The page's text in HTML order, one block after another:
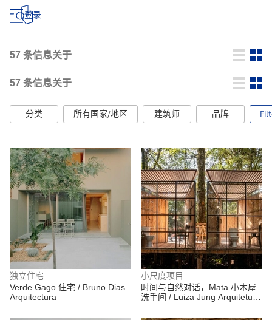
登录
57 条信息关于
57 条信息关于
分类 所有国家/地区 建筑师 品牌
独立住宅
Verde Gago 住宅 / Bruno Dias
Arquitectura
小尺度项目
时间与自然对话，Mata 小木屋
洗手间 / Luiza Jung Arquitetura